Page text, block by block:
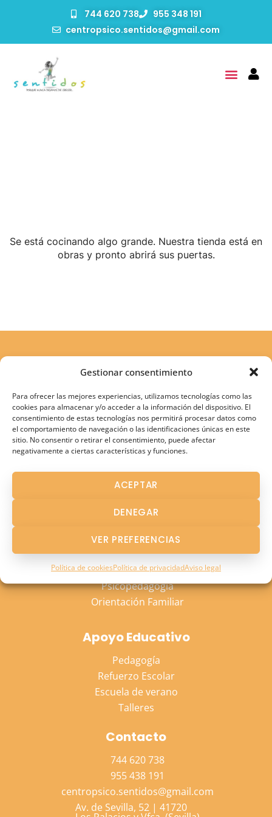
Gestionar consentimiento
Para ofrecer las mejores experiencias, utilizamos tecnologías como las
cookies para almacenar y/o acceder a la información del dispositivo. El
consentimiento de estas tecnologías nos permitirá procesar datos como
el comportamiento de navegación o las identificaciones únicas en este
sitio. No consentir o retirar el consentimiento, puede afectar
negativamente a ciertas características y funciones.
ACEPTAR
DENEGAR
VER PREFERENCIAS
Política de cookiesPolítica de privacidadAviso legal
744 620 738
955 348 191
centropsico.sentidos@gmail.com
Se está cocinando algo grande. Nuestra tienda está en
obras y pronto abrirá sus puertas.
Atención Terapéutica
Atención Temprana
Logopedia en Los Palacios
Psicología Adulto
Psicología Niño
Psicopedagogía
Orientación Familiar
Apoyo Educativo
Pedagogía
Refuerzo Escolar
Escuela de verano
Talleres
Contacto
744 620 738
955 438 191
centropsico.sentidos@gmail.com
Av. de Sevilla, 52 | 41720